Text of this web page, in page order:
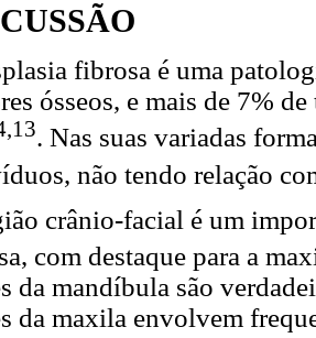
fibrosa é uma
ósseos, e mais de 7%
. Nas suas variadas
não tendo relação
crânio-facial é um
com destaque para a
da mandíbula são
da maxila envolvem